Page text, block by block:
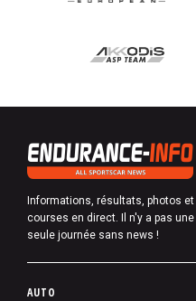
Informations, résultats, photos et
courses en direct. Il n'y a pas une
seule journée sans news !
P
AUTO